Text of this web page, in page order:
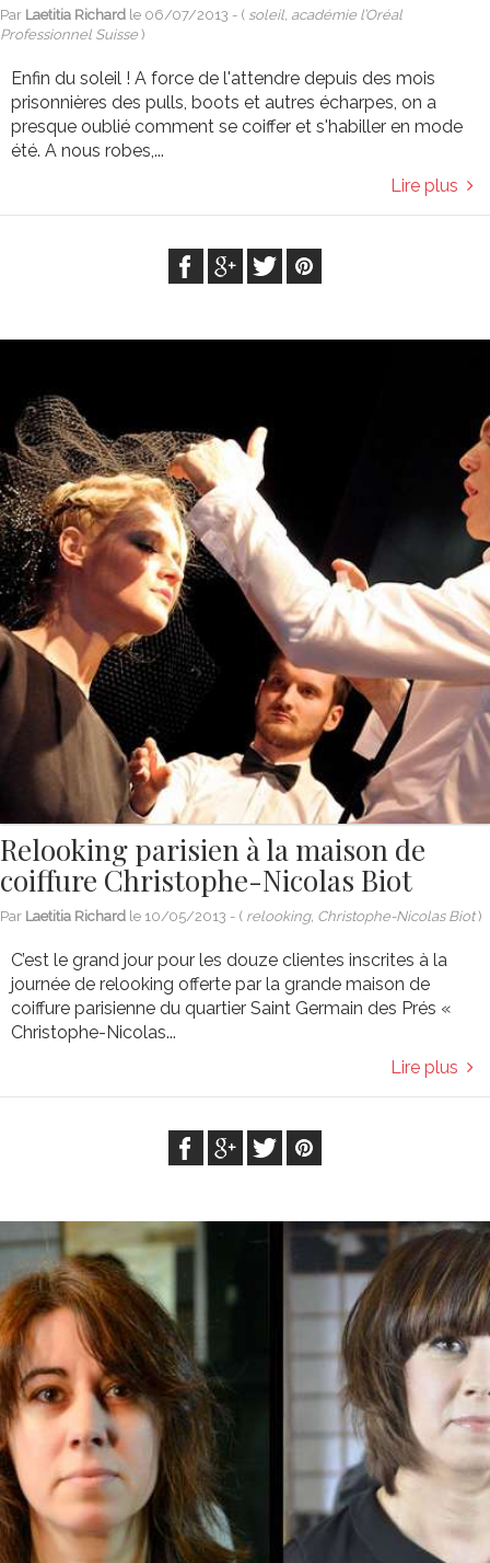
Par Laetitia Richard le 06/07/2013 - ( soleil, académie l’Oréal
Professionnel Suisse )
Enfin du soleil ! A force de l'attendre depuis des mois
prisonnières des pulls, boots et autres écharpes, on a
presque oublié comment se coiffer et s'habiller en mode
été. A nous robes,...
Lire plus
Relooking parisien à la maison de
coiffure Christophe-Nicolas Biot
Par Laetitia Richard le 10/05/2013 - ( relooking, Christophe-Nicolas Biot)
C’est le grand jour pour les douze clientes inscrites à la
journée de relooking offerte par la grande maison de
coiffure parisienne du quartier Saint Germain des Prés «
Christophe-Nicolas...
Lire plus